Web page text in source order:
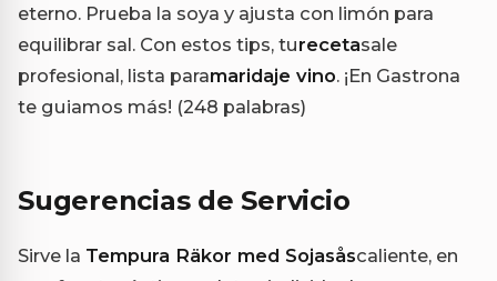
eterno. Prueba la soya y ajusta con limón para
equilibrar sal. Con estos tips, turecetasale
profesional, lista paramaridaje vino. ¡En Gastrona
te guiamos más! (248 palabras)
Sugerencias de Servicio
Sirve la Tempura Räkor med Sojasåscaliente, en